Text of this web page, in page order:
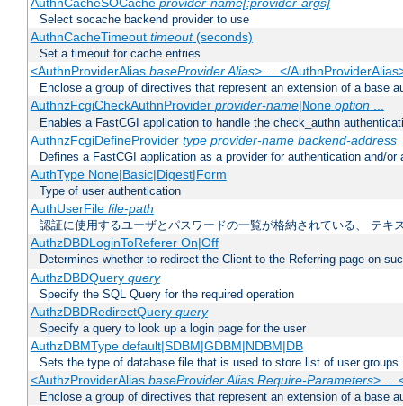
AuthnCacheSOCache provider-name[:provider-args]
Select socache backend provider to use
AuthnCacheTimeout timeout(seconds)
Set a timeout for cache entries
<AuthnProviderAlias baseProvider Alias> ... </
Enclose a group of directives that represent an extension of a base
AuthnzFcgiCheckAuthnProvider provider-name|None option...
Enables a FastCGI application to handle the check_authn
AuthnzFcgiDefineProvider type provider-name backend-address
Defines a FastCGI application as a provider for authentication and/or
AuthType None|Basic|Digest|Form
Type of user authentication
AuthUserFile file-path
認証に使用するユーザとパスワードの一覧が格納されている、 テキ
AuthzDBDLoginToReferer On|Off
Determines whether to redirect the Client to the Referring page on
AuthzDBDQuery query
Specify the SQL Query for the required operation
AuthzDBDRedirectQuery query
Specify a query to look up a login page for the user
AuthzDBMType default|SDBM|GDBM|NDBM|DB
Sets the type of database file that is used to store list of user groups
<AuthzProviderAlias baseProvider Alias Require-Parameters> ...
Enclose a group of directives that represent an extension of a base